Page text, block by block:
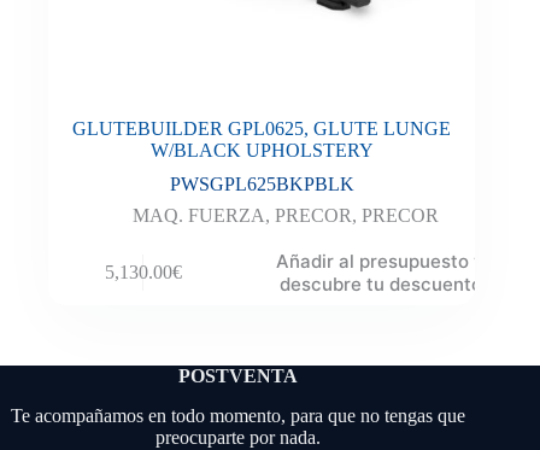
GLUTEBUILDER GPL0625, GLUTE LUNGE
W/BLACK UPHOLSTERY
PWSGPL625BKPBLK
MAQ. FUERZA,PRECOR,PRECOR
5,130.00€
Añadir al presupuesto y
descubre tu descuento
POSTVENTA
Te acompañamos en todo momento, para que no tengas que
preocuparte por nada.